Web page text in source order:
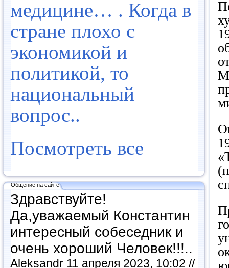
медицине… . Когда в
стране плохо с
экономикой и
политикой, то
национальный
вопрос..
Посмотреть все
Общение на сайте
Здравствуйте!
Да,уважаемый Константин
интересный собеседник и
очень хороший Человек!!!..
Aleksandr 11 апреля 2023, 10:02 //